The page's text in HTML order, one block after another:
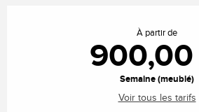
À partir de
Semaine (meublé)
Voir tous les tarifs